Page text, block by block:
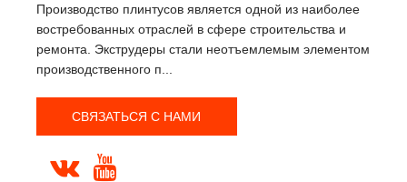
Производство плинтусов является одной из наиболее
востребованных отраслей в сфере строительства и
ремонта. Экструдеры стали неотъемлемым элементом
производственного п...
СВЯЗАТЬСЯ С НАМИ
 